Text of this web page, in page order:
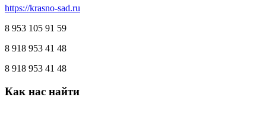
https://krasno-sad.ru
8 953 105 91 59
8 918 953 41 48
8 918 953 41 48
Как нас найти